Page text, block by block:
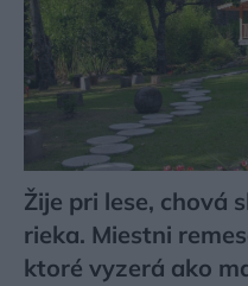
Žije pri lese, chová
rieka. Miestni
ktoré vyzerá ako